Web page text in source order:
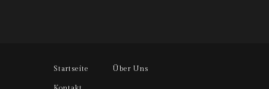
Startseite Über Uns